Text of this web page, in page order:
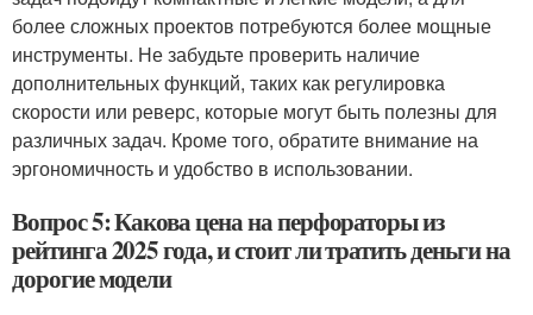
более сложных проектов потребуются более мощные
инструменты. Не забудьте проверить наличие
дополнительных функций, таких как регулировка
скорости или реверс, которые могут быть полезны для
различных задач. Кроме того, обратите внимание на
эргономичность и удобство в использовании.
Вопрос 5: Какова цена на перфораторы из
рейтинга 2025 года, и стоит ли тратить деньги на
дорогие модели